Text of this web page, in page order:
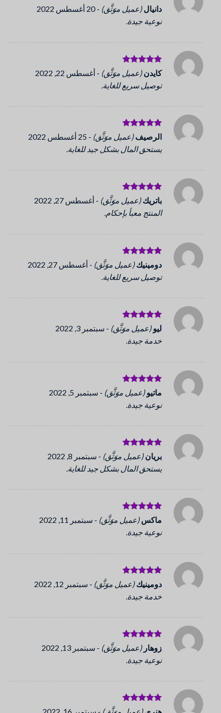
تم التقييم
5من 5
دانيال(عميل موَثَّق) -20 أغسطس 2022
نوعية جيدة.
تم التقييم
5من 5
كايدن(عميل موَثَّق) - أغسطس 22, 2022
توصيل سريع للغاية.
تم التقييم
5من 5
الرصيف(عميل موَثَّق) - 25 أغسطس 2022
يستحق المال بشكل جيد للغاية.
تم التقييم
5من 5
باتريك(عميل موَثَّق) - أغسطس 27, 2022
المنتج معبأ بإحكام.
تم التقييم
5من 5
دومينيك(عميل موَثَّق) - أغسطس 27, 2022
توصيل سريع للغاية.
تم التقييم
5من 5
ليو(عميل موَثَّق) - سبتمبر 3, 2022
خدمة جيدة.
تم التقييم
5من 5
ماتيو(عميل موَثَّق) - سبتمبر 5, 2022
نوعية جيدة.
تم التقييم
5من 5
بريان(عميل موَثَّق) - سبتمبر 8, 2022
يستحق المال بشكل جيد للغاية.
تم التقييم
5من 5
ماكس(عميل موَثَّق) - سبتمبر 11, 2022
نوعية جيدة.
تم التقييم
5من 5
دومينيك(عميل موَثَّق) - سبتمبر 12, 2022
خدمة جيدة.
تم التقييم
5من 5
زوهار(عميل موَثَّق) - سبتمبر 13, 2022
نوعية جيدة.
تم التقييم